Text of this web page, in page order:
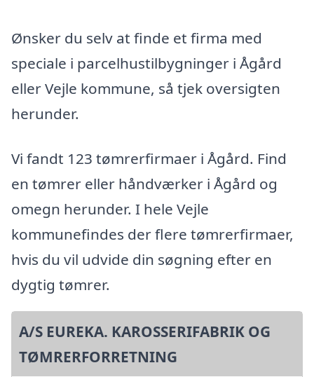
Ønsker du selv at finde et firma med
speciale i parcelhustilbygninger i Ågård
eller Vejle kommune, så tjek oversigten
herunder.
Vi fandt 123 tømrerfirmaer i Ågård. Find
en tømrer eller håndværker i Ågård og
omegn herunder. I hele Vejle
kommunefindes der flere tømrerfirmaer,
hvis du vil udvide din søgning efter en
dygtig tømrer.
A/S EUREKA. KAROSSERIFABRIK OG
TØMRERFORRETNING